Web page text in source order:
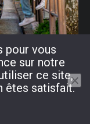
pour vous
sur notre
ce site,
êtes satisfait.